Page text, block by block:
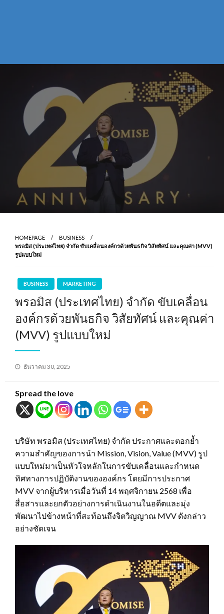
HOMEPAGE
BUSINESS
พรอมิส (ประเทศไทย) จำกัด ขับเคลื่อนองค์กรด้วยพันธกิจ วิสัยทัศน์ และคุณค่า (MVV)
รูปแบบใหม่
BUSINESS MARKETING
พรอมิส (ประเทศไทย) จำกัด ขับเคลื่อน
องค์กรด้วยพันธกิจ วิสัยทัศน์ และคุณค่า
(MVV) รูปแบบใหม่
Posted
ธันวาคม 30, 2025
Spread the love
บริษัท พรอมิส (ประเทศไทย) จำกัด ประกาศและตอกย้ำ
ความสำคัญของการนำ Mission, Vision, Value (MVV) รูป
แบบใหม่มาเป็นหัวใจหลักในการขับเคลื่อนและกำหนด
ทิศทางการปฏิบัติงานขององค์กร โดยมีการประกาศ
MVV จากผู้บริหารเมื่อวันที่ 14 พฤศจิกายน 2568 เพื่อ
สื่อสารและยกตัวอย่างการดำเนินงานในอดีตและมุ่ง
พัฒนาไปข้างหน้าที่สะท้อนถึงจิตวิญญาณ MVV ดังกล่าว
อย่างชัดเจน